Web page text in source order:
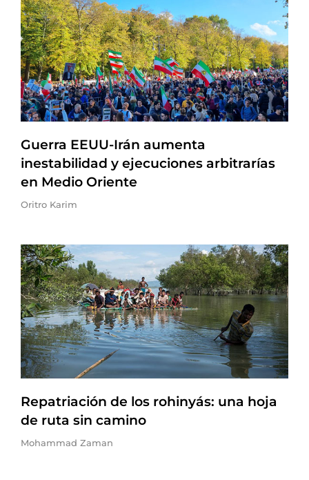
Guerra EEUU-Irán aumenta
inestabilidad y ejecuciones arbitrarías
en Medio Oriente
Oritro Karim
Repatriación de los rohinyás: una hoja
de ruta sin camino
Mohammad Zaman